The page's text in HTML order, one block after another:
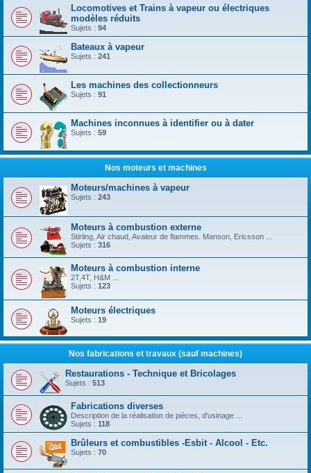
Locomotives et Trains à vapeur ou électriques
modèles réduits
Sujets : 94
Bateaux à vapeur
Sujets : 241
Les machines des collectionneurs
Sujets : 91
Machines inconnues à identifier ou à dater
Sujets : 59
Nos moteurs et machines
Moteurs/machines à vapeur
Sujets : 243
Moteurs à combustion externe
Stirling, Air chaud, Avaleur de flammes. Manson, Ericsson ...
Sujets : 316
Moteurs à combustion interne
2T,4T, H&M ...
Sujets : 123
Moteurs électriques
Sujets : 19
Nos fabrications et travaux (sauf machines)
Restaurations - Technique et Bricolages
Sujets : 513
Fabrications diverses
Description de la réalisation de pièces, d'usinage ...
Sujets : 118
Brûleurs et combustibles -Esbit - Alcool - Etc.
Sujets : 70